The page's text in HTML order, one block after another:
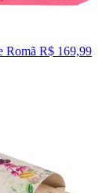
Romã R$ 169,99